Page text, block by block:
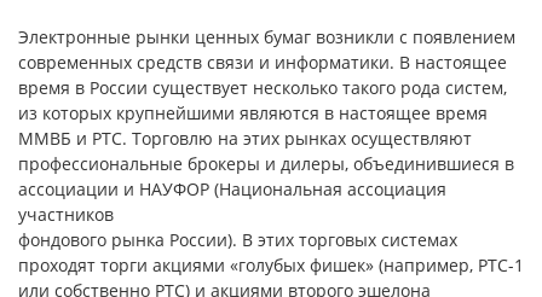
Электронные рынки ценных бумаг возникли с появлением
современных средств связи и информатики. В настоящее
время в России существует несколько такого рода систем,
из которых крупнейшими являются в настоящее время
ММВБ и РТС. Торговлю на этих рынках осуществляют
профессиональные брокеры и дилеры, объединившиеся в
ассоциации и НАУФОР (Национальная ассоциация
участников
фондового рынка России). В этих торговых системах
проходят торги акциями «голубых фишек» (например, РТС-1
или собственно РТС) и акциями второго эшелона